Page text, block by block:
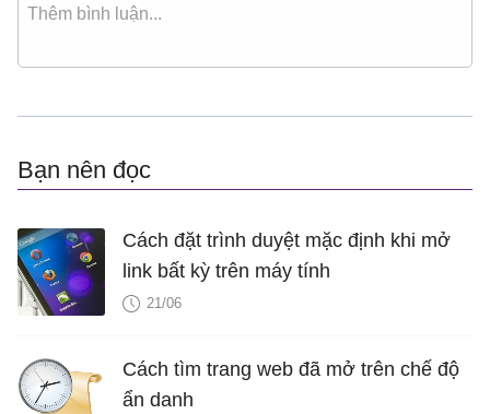
Bạn nên đọc
Cách đặt trình duyệt mặc định khi mở
link bất kỳ trên máy tính
21/06
Cách tìm trang web đã mở trên chế độ
ẩn danh